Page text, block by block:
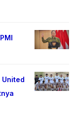
United